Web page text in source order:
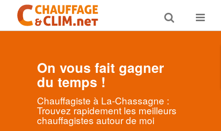
Toggle
search
Toggle
On vous fait gagner
du temps !
Chauffagiste à La-Chassagne :
Trouvez rapidement les meilleurs
chauffagistes autour de moi